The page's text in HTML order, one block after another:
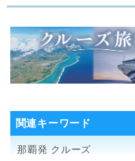
関連キーワード
那覇発 クルーズ